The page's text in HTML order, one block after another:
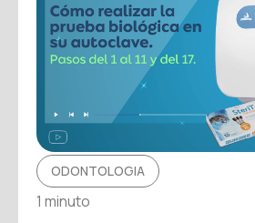
ODONTOLOGIA
1 minuto